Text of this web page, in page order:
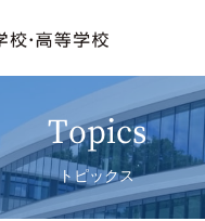
Topics
トピックス